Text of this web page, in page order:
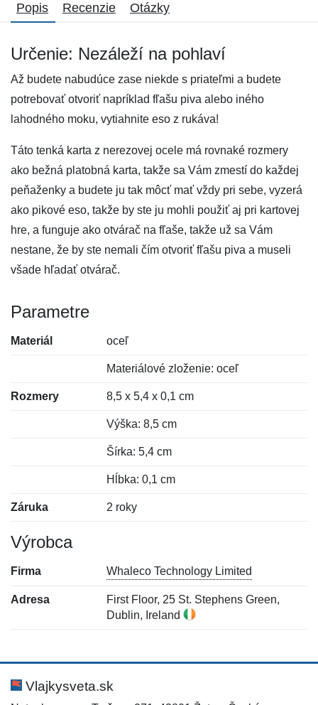
Popis Recenzie Otázky
Určenie: Nezáleží na pohlaví
Až budete nabudúce zase niekde s priateľmi a budete
potrebovať otvoriť napríklad fľašu piva alebo iného
lahodného moku, vytiahnite eso z rukáva!
Táto tenká karta z nerezovej ocele má rovnaké rozmery
ako bežná platobná karta, takže sa Vám zmestí do každej
peňaženky a budete ju tak môcť mať vždy pri sebe, vyzerá
ako pikové eso, takže by ste ju mohli použiť aj pri kartovej
hre, a funguje ako otvárač na fľaše, takže už sa Vám
nestane, že by ste nemali čím otvoriť fľašu piva a museli
všade hľadať otvárač.
Parametre
Materiál oceľ
Materiálové zloženie: oceľ
Rozmery 8,5 x 5,4 x 0,1 cm
Výška: 8,5 cm
Šírka: 5,4 cm
Hĺbka: 0,1 cm
Záruka 2 roky
Výrobca
Firma Whaleco Technology Limited
Adresa
First Floor, 25 St. Stephens Green,
Dublin, Ireland
Hodnotenie:
Meno:
Vlajkysveta.sk